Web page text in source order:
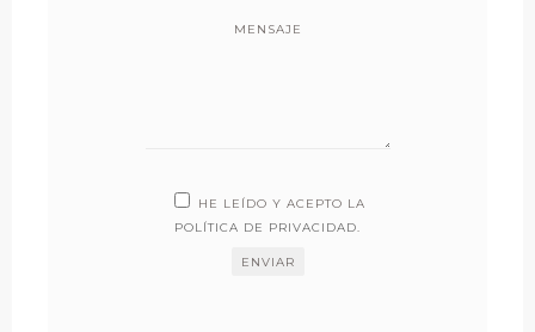
MENSAJE
HE LEÍDO Y ACEPTO LA
POLÍTICA DE PRIVACIDAD.